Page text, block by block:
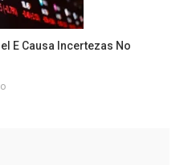
E Causa Incertezas No